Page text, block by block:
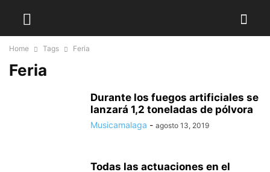
Home Tags Feria
Feria
Durante los fuegos artificiales se
lanzará 1,2 toneladas de pólvora
Musicamalaga - agosto 13, 2019
Todas las actuaciones en el